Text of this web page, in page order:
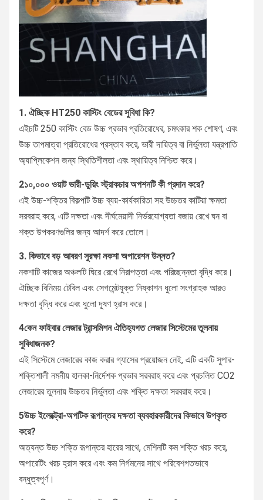
1. ঐচ্ছিক HT250 কাস্টিং বেডের সুবিধা কি?
এইচটি 250 কাস্টিং বেড উচ্চ প্রভাব প্রতিরোধের, চমৎকার শক শোষণ, এবং
উচ্চ তাপমাত্রা প্রতিরোধের প্রস্তাব করে, ভারী দায়িত্ব বা নির্ভুলতা যন্ত্রপাতি
অ্যাপ্লিকেশন জন্য স্থিতিশীলতা এবং স্থায়িত্ব নিশ্চিত করে।
2১০,০০০ ওয়াট ভারী-ডুয়িং স্ট্রাকচার অপশনটি কী প্রদান করে?
এই উচ্চ-শক্তির বিকল্পটি উচ্চ ব্যয়-কার্যকারিতা সহ উচ্চতর কাটিয়া ক্ষমতা
সরবরাহ করে, এটি দক্ষতা এবং দীর্ঘমেয়াদী নির্ভরযোগ্যতা বজায় রেখে ঘন বা
শক্ত উপকরণগুলির জন্য আদর্শ করে তোলে।
3. কিভাবে বড় আবরণ সুরক্ষা নকশা অপারেশন উন্নত?
নকশাটি কাজের অঞ্চলটি ঘিরে রেখে নিরাপত্তা এবং পরিচ্ছন্নতা বৃদ্ধি করে।
ঐচ্ছিক বিনিময় টেবিল এবং সেগমেন্টযুক্ত নিষ্কাশন ধুলো সংগ্রাহক আরও
দক্ষতা বৃদ্ধি করে এবং ধুলো দূষণ হ্রাস করে।
4কেন ফাইবার লেজার ট্রান্সমিশন ঐতিহ্যগত লেজার সিস্টেমের তুলনায়
সুবিধাজনক?
এই সিস্টেমে লেজারের কাজ করার গ্যাসের প্রয়োজন নেই, এটি একটি সুপার-
শক্তিশালী নমনীয় হালকা-নির্দেশক প্রভাব সরবরাহ করে এবং প্রচলিত CO2
লেজারের তুলনায় উচ্চতর নির্ভুলতা এবং শক্তি দক্ষতা সরবরাহ করে।
5উচ্চ ইলেক্ট্রো-অপটিক রূপান্তর দক্ষতা ব্যবহারকারীদের কিভাবে উপকৃত
করে?
অত্যন্ত উচ্চ শক্তি রূপান্তর হারের সাথে, মেশিনটি কম শক্তি খরচ করে,
অপারেটিং খরচ হ্রাস করে এবং কম নির্গমনের সাথে পরিবেশগতভাবে
বন্ধুত্বপূর্ণ।